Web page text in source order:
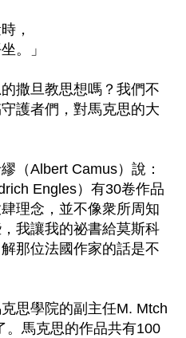
，
。」
撒旦教思想嗎？我們不
護者們，對馬克思的大
（Albert Camus）說：
Engles）有30卷作品
理念，並不像衆所周知
我讓我的祕書給莫斯科
那位法國作家的話是不
思學院的副主任M. Mtch
。馬克思的作品共有100